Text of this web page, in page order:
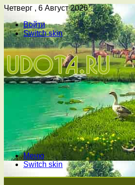
Четверг , 6 Август 2026
Войти
Switch skin
Меню
Switch skin